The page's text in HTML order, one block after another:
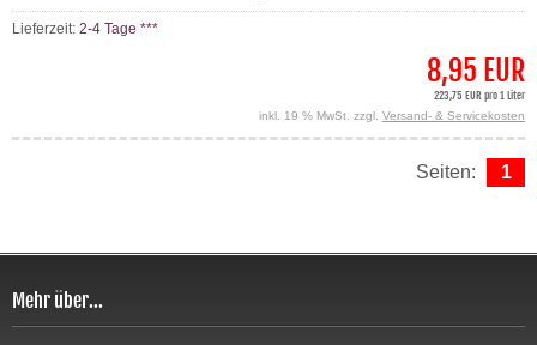
Lieferzeit: 2-4 Tage ***
8,95 EUR
223,75 EUR pro 1 Liter
inkl. 19 % MwSt. zzgl. Versand- & Servicekosten
Seiten: 1
Mehr über...